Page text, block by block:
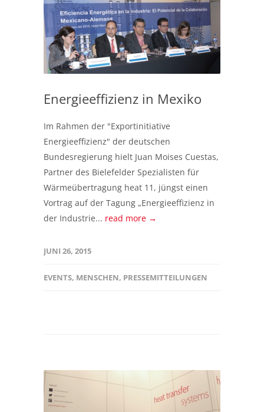
Energieeffizienz in Mexiko
Im Rahmen der "Exportinitiative
Energieeffizienz" der deutschen
Bundesregierung hielt Juan Moises Cuestas,
Partner des Bielefelder Spezialisten für
Wärmeübertragung heat 11, jüngst einen
Vortrag auf der Tagung „Energieeffizienz in
der Industrie... read more →
JUNI 26, 2015
EVENTS, MENSCHEN, PRESSEMITTEILUNGEN